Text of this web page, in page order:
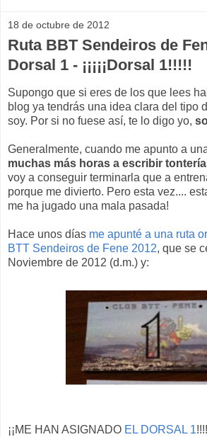
18 de octubre de 2012
Ruta BBT Sendeiros de
Dorsal 1 - ¡¡¡¡¡Dorsal 1!!!!!
Supongo que si eres de los que lees
blog ya tendrás una idea clara del tipo
soy. Por si no fuese así, te lo digo yo,
Generalmente, cuando me apunto a
muchas más horas a escribir
voy a conseguir terminarla que a
porque me divierto. Pero esta vez....
me ha jugado una mala pasada!
Hace unos días me apunté a una ruta
BTT Sendeiros de Fene 2012, que se
Noviembre de 2012 (d.m.) y:
¡¡ME HAN ASIGNADO EL DORSAL 1